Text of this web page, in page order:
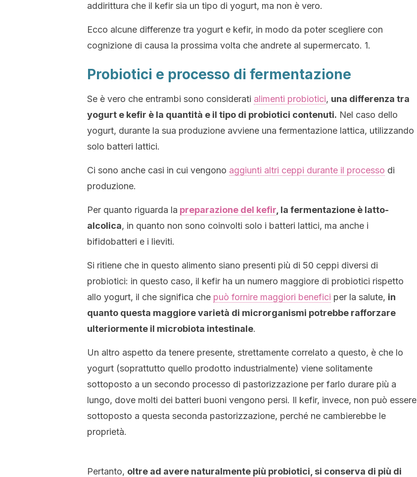
addirittura che il kefir sia un tipo di yogurt, ma non è vero.
Ecco alcune differenze tra yogurt e kefir, in modo da poter scegliere con
cognizione di causa la prossima volta che andrete al supermercato. 1.
Probiotici e processo di fermentazione
Se è vero che entrambi sono considerati alimenti probiotici, una differenza tra
yogurt e kefir è la quantità e il tipo di probiotici contenuti. Nel caso dello
yogurt, durante la sua produzione avviene una fermentazione lattica, utilizzando
solo batteri lattici.
Ci sono anche casi in cui vengono aggiunti altri ceppi durante il processo di
produzione.
Per quanto riguarda la preparazione del kefir , la fermentazione è latto-
alcolica, in quanto non sono coinvolti solo i batteri lattici, ma anche i
bifidobatteri e i lieviti.
Si ritiene che in questo alimento siano presenti più di 50 ceppi diversi di
probiotici: in questo caso, il kefir ha un numero maggiore di probiotici rispetto
allo yogurt, il che significa che può fornire maggiori benefici per la salute, in
quanto questa maggiore varietà di microrganismi potrebbe rafforzare
ulteriormente il microbiota intestinale.
Un altro aspetto da tenere presente, strettamente correlato a questo, è che lo
yogurt (soprattutto quello prodotto industrialmente) viene solitamente
sottoposto a un secondo processo di pastorizzazione per farlo durare più a
lungo, dove molti dei batteri buoni vengono persi. Il kefir, invece, non può essere
sottoposto a questa seconda pastorizzazione, perché ne cambierebbe le
proprietà.
Pertanto, oltre ad avere naturalmente più probiotici, si conserva di più di